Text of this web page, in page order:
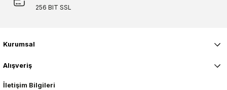
256 BIT SSL
İletişim Bilgileri
Kurumsal
Alışveriş